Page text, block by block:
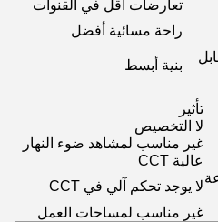
تعارضات أقل في القنوات
راحة مسائية أفضل
بنية أبسط
تأثير
لا التخصيص
غير مناسب لمشاهد ضوء النهار
عالية CCT
لا يوجد تحكم آلي في CCT
غير مناسب لمساحات العمل